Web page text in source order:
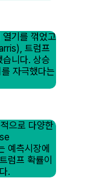
기를 꺾었고
트럼프
니다. 상승
자극했다는
으로 다양한
예측시장에
럼프 확률이
.